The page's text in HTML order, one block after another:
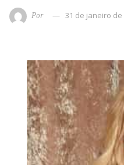
Por 31 de janeiro de